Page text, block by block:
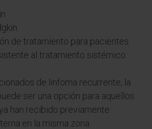
de tratamiento para pacientes
al tratamiento sistémico
de linfoma recurrente, la
ser una opción para aquellos
han recibido previamente
en la misma zona.